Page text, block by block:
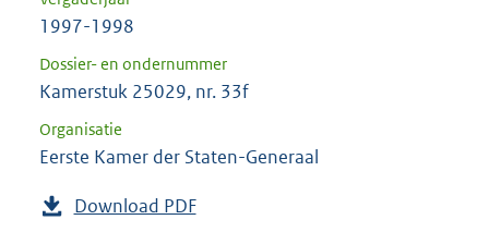
1997-1998
Dossier- en ondernummer
Kamerstuk 25029, nr. 33f
Organisatie
Eerste Kamer der Staten-Generaal
Download PDF